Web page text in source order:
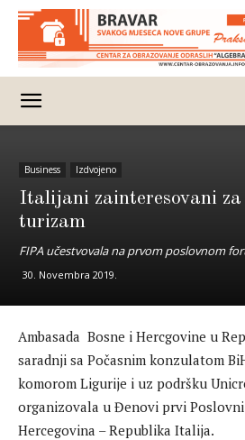
Business Izdvojeno
Italijani zainteresovani
turizam
FIPA učestvovala na prvom poslovnom
30. Novembra 2019.
Ambasada Bosne i Hercgovine u
saradnji sa Počasnim konzulatom
komorom Ligurije i uz podršku
organizovala u Đenovi prvi
Hercegovina – Republika Italija.